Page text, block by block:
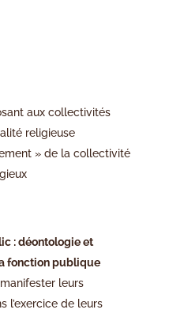
aux collectivités
religieuse
» de la collectivité
: déontologie et
fonction publique
leurs
l’exercice de leurs